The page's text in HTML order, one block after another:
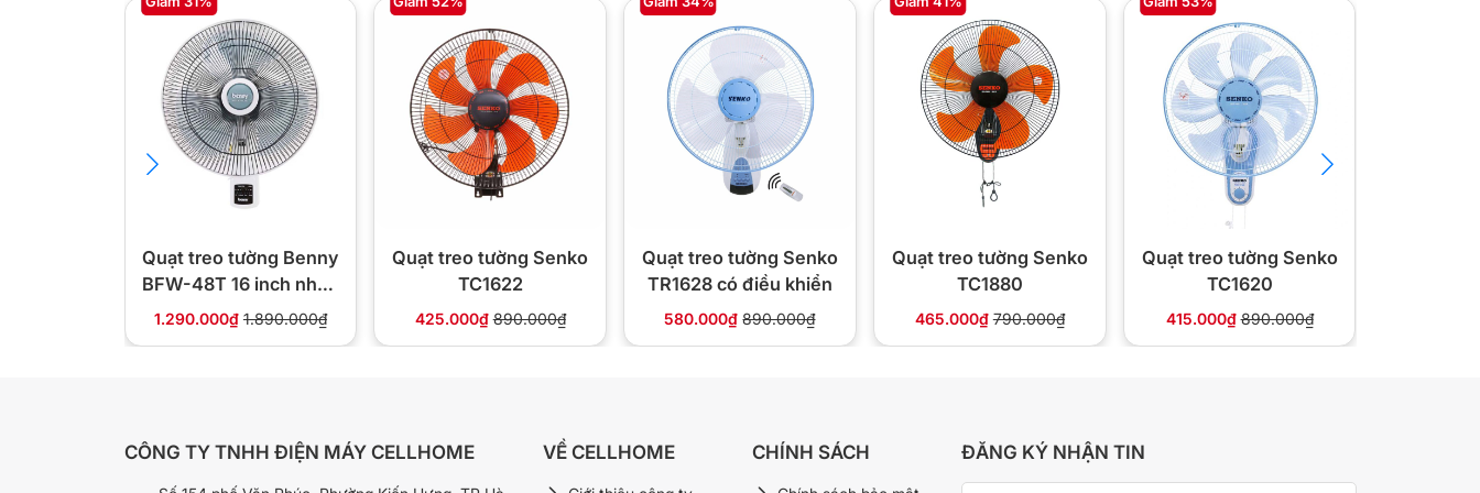
Quạt treo tường công nghiệp Benny BFW184 được trang bị tính năng bảo vệ quá nhiệt. Sản phẩm
sẽ tự ngắt khi nhiệt độ hoặc điện áp quá tải, giảm thiểu tối đa rủi ro cháy nổ hay chập điện – vốn là
những nỗi lo thường trực khi sử dụng sản phẩm điện trong mùa hè nóng. Quạt có độ cách điện E,
hoàn toàn an toàn đối với mọi người. Thiết kế nan lồng đan khít cũng làm hạn chế tối đa rủi ro gây
ra cho người sử dụng, đặc biệt là trẻ con. Quạt được chế tạo từ nhựa cao cấp và thép không gỉ,
khả năng chịu nhiệt và chịu va đập cao. Sản phẩm cũng hạn chế bám bụi và rất dễ để vệ sinh.
Quạt treo tường Benny
BFW-48T 16 inch nhập
Malaysia
1.290.000₫ 1.890.000₫
Quạt treo tường Senko
TC1622
425.000₫ 890.000₫
Quạt treo tường Senko
TR1628 có điều khiển
580.000₫ 890.000₫
Quạt treo tường Senko
TC1880
465.000₫ 790.000₫
Quạt treo tường Senko
TC1620
415.000₫ 890.000₫
CÔNG TY TNHH ĐIỆN MÁY CELLHOME VỀ CELLHOME CHÍNH SÁCH ĐĂNG KÝ NHẬN TIN